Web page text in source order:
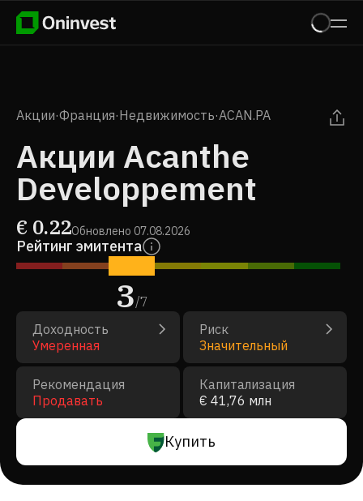
Акции·Франция·Недвижимость·ACAN.PA
Акции Acanthe
Developpement
€ 0.22Обновлено 07.08.2026
Рейтинг эмитента
3/7
Доходность
Умеренная
Риск
Значительный
Рекомендация
Продавать
Капитализация
€ 41,76 млн
Купить